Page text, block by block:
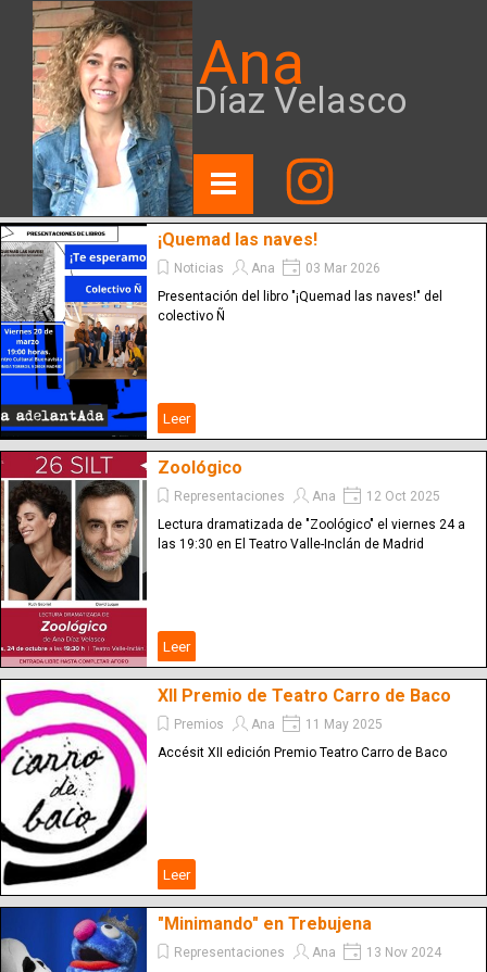
Ana
Díaz Velasco
¡Quemad las naves!
Noticias Ana
03 Mar 2026
Presentación del libro "¡Quemad las naves!" del
colectivo Ñ
Leer
Zoológico
Representaciones Ana
12 Oct 2025
Lectura dramatizada de "Zoológico" el viernes 24 a
las 19:30 en El Teatro Valle-Inclán de Madrid
Leer
XII Premio de Teatro Carro de Baco
Premios Ana
11 May 2025
Accésit XII edición Premio Teatro Carro de Baco
Leer
"Minimando" en Trebujena
Representaciones Ana
13 Nov 2024